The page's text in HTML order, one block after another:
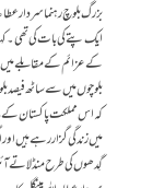
بزرگ بلوچ رہنما سردار
ایک پتے کی بات کی تھی۔
کے عزائم کے مقابلے میں
بلوچوں میں سے ساٹھ
کہ اس مملکت پاکستان کے
میں زندگی گزار رہے ہیں
گِدھوں کی طرح منڈلاتے